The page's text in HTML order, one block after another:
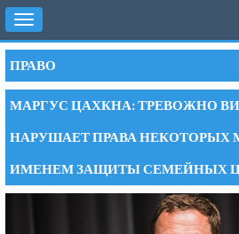
Toggle
navigation
ПРАВО
МАРГУС ЦАХКНА: ТРЕВОЖНО
НАРУШАЕТ ПРАВА НЕКОТОРЫХ
ИМЕНЕМ ЗАЩИТЫ СЕМЕЙНЫХ